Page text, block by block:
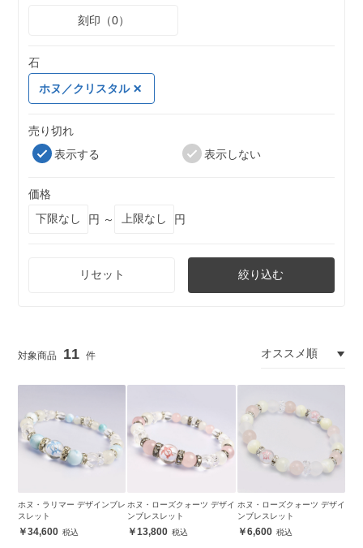
刻印（0）
石
ホヌ／クリスタル
売り切れ
表示する
表示しない
価格
円 ～
円
リセット 絞り込む
11
ホヌ・ラリマー デザインブレ
スレット
34,600
ホヌ・ローズクォーツ デザイ
ンブレスレット
13,800
ホヌ・ローズクォーツ デザイ
ンブレスレット
6,600